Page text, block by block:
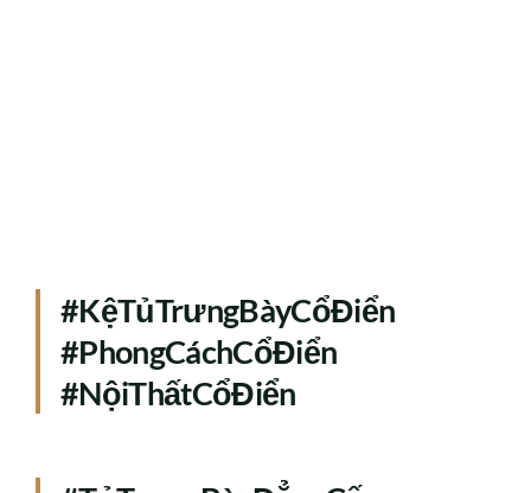
#KệTủTrưngBàyCổĐiển
#PhongCáchCổĐiển
#NộiThấtCổĐiển